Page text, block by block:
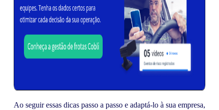
Ao seguir essas dicas passo a passo e adaptá-lo à sua empresa,